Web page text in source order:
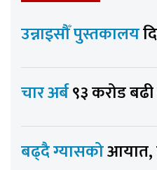
उन्नाइसौँ पुस्तकालय
चार अर्ब९३ करोड
बढ्दै ग्यासकोआयात,